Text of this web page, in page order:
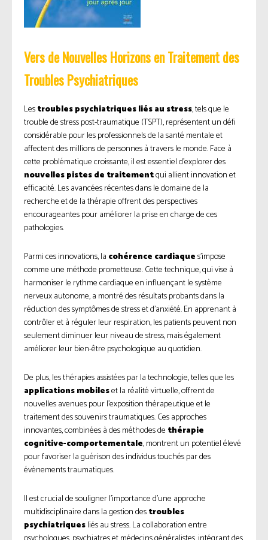
Vers de Nouvelles Horizons en Traitement des
Troubles Psychiatriques
Lestroubles psychiatriques liés au stress, tels que le
trouble de stress post-traumatique (TSPT), représentent un défi
considérable pour les professionnels de la santé mentale et
affectent des millions de personnes à travers le monde. Face à
cette problématique croissante, il est essentiel d’explorer des
nouvelles pistes de traitementqui allient innovation et
efficacité. Les avancées récentes dans le domaine de la
recherche et de la thérapie offrent des perspectives
encourageantes pour améliorer la prise en charge de ces
pathologies.
Parmi ces innovations, la cohérence cardiaques’impose
comme une méthode prometteuse. Cette technique, qui vise à
harmoniser le rythme cardiaque en influençant le système
nerveux autonome, a montré des résultats probants dans la
réduction des symptômes de stress et d’anxiété. En apprenant à
contrôler et à réguler leur respiration, les patients peuvent non
seulement diminuer leur niveau de stress, mais également
améliorer leur bien-être psychologique au quotidien.
De plus, les thérapies assistées par la technologie, telles que les
applications mobileset la réalité virtuelle, offrent de
nouvelles avenues pour l’exposition thérapeutique et le
traitement des souvenirs traumatiques. Ces approches
innovantes, combinées à des méthodes de thérapie
cognitive-comportementale, montrent un potentiel élevé
pour favoriser la guérison des individus touchés par des
événements traumatiques.
Il est crucial de souligner l’importance d’une approche
multidisciplinaire dans la gestion destroubles
psychiatriquesliés au stress. La collaboration entre